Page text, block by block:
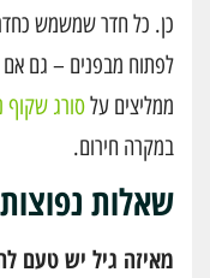
כן. כל חדר שמשמש
לפתוח מבפנים – גם אם
ממליצים עלסורג שקוף
במקרה חירום.
שאלות נפוצות
מאיזה גיל יש טעם